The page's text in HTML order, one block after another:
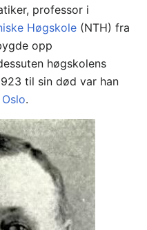
professor i
Høgskole (NTH) fra
opp
høgskolens
til sin død var han
.